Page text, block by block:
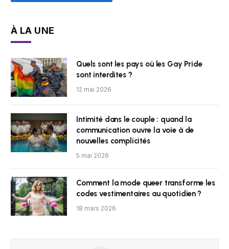
À LA UNE
Quels sont les pays où les Gay Pride
sont interdites ?
12 mai 2026
Intimité dans le couple : quand la
communication ouvre la voie à de
nouvelles complicités
5 mai 2026
Comment la mode queer transforme les
codes vestimentaires au quotidien ?
18 mars 2026